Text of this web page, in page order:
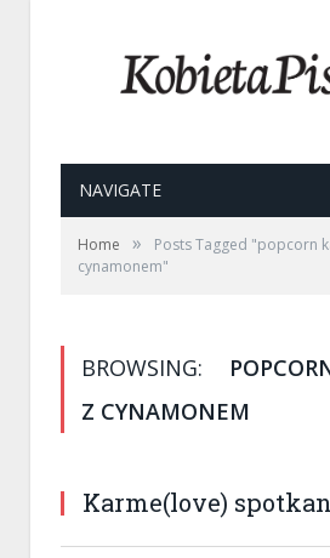
NAVIGATE
Home »
Posts Tagged "popcorn
cynamonem"
BROWSING:
Z CYNAMONEM
Karme(love)